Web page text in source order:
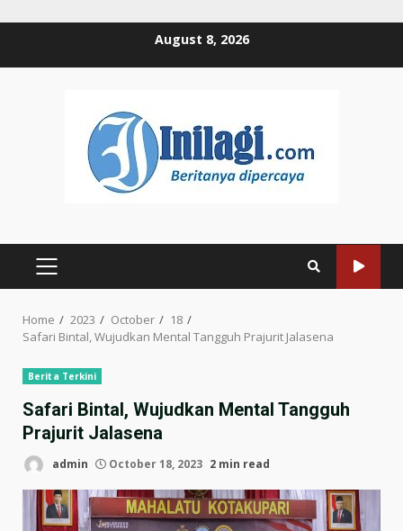
August 8, 2026
PRIMARY
Home 2023 October
18
Safari Bintal, Wujudkan Mental Tangguh Prajurit Jalasena
Berita Terkini
Safari Bintal, Wujudkan Mental Tangguh
Prajurit Jalasena
admin October 18, 2023 2 min read